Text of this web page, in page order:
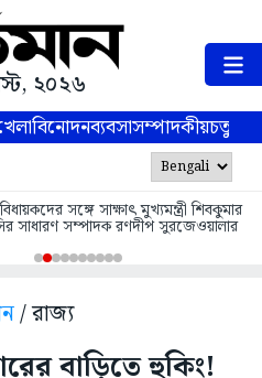
২০২৬
বিনোদনব্যবসাসম্পাদকীয়
সঙ্গে সাক্ষাৎ মুখ্যমন্ত্রী শিবকুমার
সাধারণ সম্পাদক রণদীপ সুরজেওয়ালার
/ রাজ্য
বাড়িতে হুকিং!